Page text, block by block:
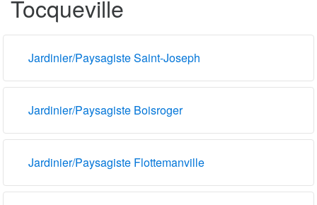
Tocqueville
Jardinier/Paysagiste Saint-Joseph
Jardinier/Paysagiste Boisroger
Jardinier/Paysagiste Flottemanville